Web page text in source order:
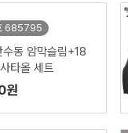
685795
동 암막슬림+18
타올 세트
원